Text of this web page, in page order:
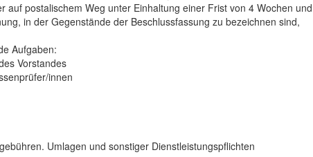
auf postalischem Weg unter Einhaltung einer Frist von 4 Wochen und
in der Gegenstände der Beschlussfassung zu bezeichnen sind,
Aufgaben:
Vorstandes
innen
Umlagen und sonstiger Dienstleistungspflichten